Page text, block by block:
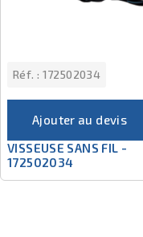
Réf. : 172502034
Ajouter au devis
VISSEUSE SANS FIL -
172502034